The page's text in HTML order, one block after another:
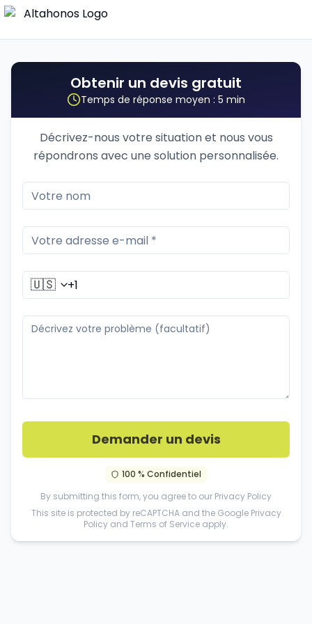
Obtenir un devis gratuit
Temps de réponse moyen : 5 min
Décrivez-nous votre situation et nous vous
répondrons avec une solution personnalisée.
🇺🇸
Demander un devis
100 % Confidentiel
By submitting this form, you agree to our Privacy Policy
This site is protected by reCAPTCHA and the Google Privacy
Policy and Terms of Service apply.